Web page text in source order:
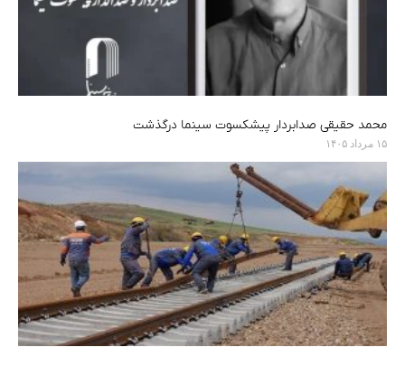
محمد حقیقی صدابردار پیشکسوت سینما درگذشت
۱۵ مرداد ۱۴۰۵